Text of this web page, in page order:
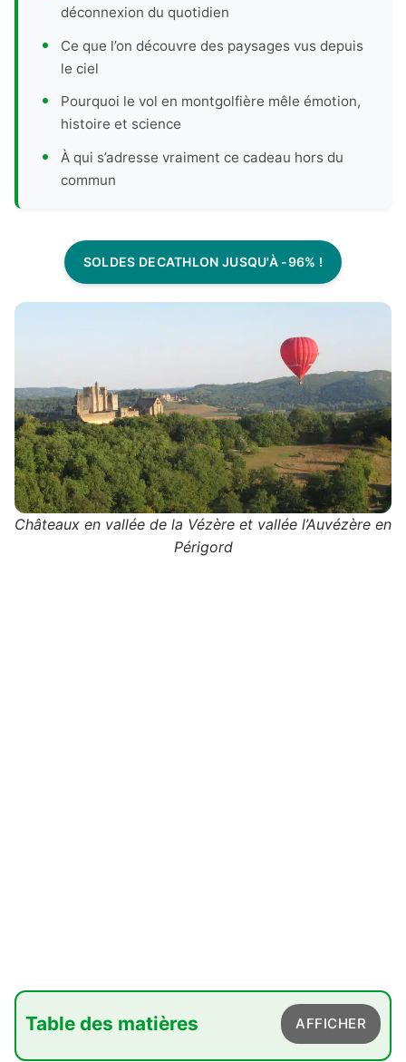
déconnexion du quotidien
Ce que l’on découvre des paysages vus depuis
le ciel
Pourquoi le vol en montgolfière mêle émotion,
histoire et science
À qui s’adresse vraiment ce cadeau hors du
commun
SOLDES DECATHLON JUSQU'À -96% !
Châteaux en vallée de la Vézère et vallée l’Auvézère en
Périgord
Table des matières AFFICHER